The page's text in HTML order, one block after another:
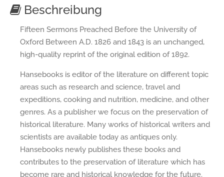
Beschreibung
Fifteen Sermons Preached Before the University of
Oxford Between A.D. 1826 and 1843 is an unchanged,
high-quality reprint of the original edition of 1892.
Hansebooks is editor of the literature on different topic
areas such as research and science, travel and
expeditions, cooking and nutrition, medicine, and other
genres. As a publisher we focus on the preservation of
historical literature. Many works of historical writers and
scientists are available today as antiques only.
Hansebooks newly publishes these books and
contributes to the preservation of literature which has
become rare and historical knowledge for the future.